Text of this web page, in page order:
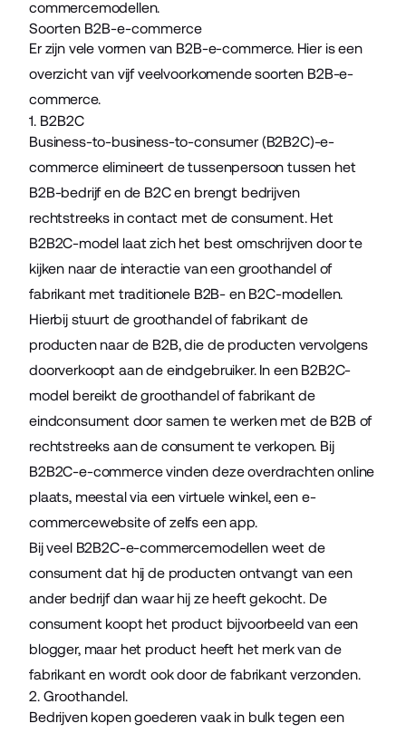
commercemodellen.
Soorten B2B-e-commerce
Er zijn vele vormen van B2B-e-commerce. Hier is een
overzicht van vijf veelvoorkomende soorten B2B-e-
commerce.
1. B2B2C
Business-to-business-to-consumer (B2B2C)-e-
commerce elimineert de tussenpersoon tussen het
B2B-bedrijf en de B2C en brengt bedrijven
rechtstreeks in contact met de consument. Het
B2B2C-model laat zich het best omschrijven door te
kijken naar de interactie van een groothandel of
fabrikant met traditionele B2B- en B2C-modellen.
Hierbij stuurt de groothandel of fabrikant de
producten naar de B2B, die de producten vervolgens
doorverkoopt aan de eindgebruiker. In een B2B2C-
model bereikt de groothandel of fabrikant de
eindconsument door samen te werken met de B2B of
rechtstreeks aan de consument te verkopen. Bij
B2B2C-e-commerce vinden deze overdrachten online
plaats, meestal via een virtuele winkel, een e-
commercewebsite of zelfs een app.
Bij veel B2B2C-e-commercemodellen weet de
consument dat hij de producten ontvangt van een
ander bedrijf dan waar hij ze heeft gekocht. De
consument koopt het product bijvoorbeeld van een
blogger, maar het product heeft het merk van de
fabrikant en wordt ook door de fabrikant verzonden.
2. Groothandel.
Bedrijven kopen goederen vaak in bulk tegen een